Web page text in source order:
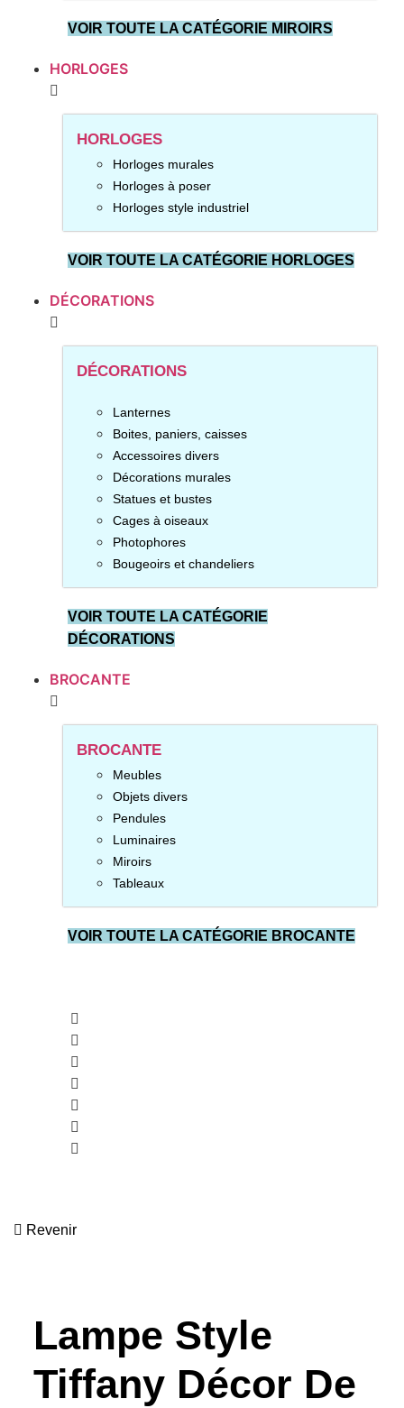
VOIR TOUTE LA CATÉGORIE MIROIRS
HORLOGES
HORLOGES
Horloges murales
Horloges à poser
Horloges style industriel
VOIR TOUTE LA CATÉGORIE HORLOGES
DÉCORATIONS
DÉCORATIONS
Lanternes
Boites, paniers, caisses
Accessoires divers
Décorations murales
Statues et bustes
Cages à oiseaux
Photophores
Bougeoirs et chandeliers
VOIR TOUTE LA CATÉGORIE
DÉCORATIONS
BROCANTE
BROCANTE
Meubles
Objets divers
Pendules
Luminaires
Miroirs
Tableaux
VOIR TOUTE LA CATÉGORIE BROCANTE
Revenir
Lampe Style
Tiffany Décor De